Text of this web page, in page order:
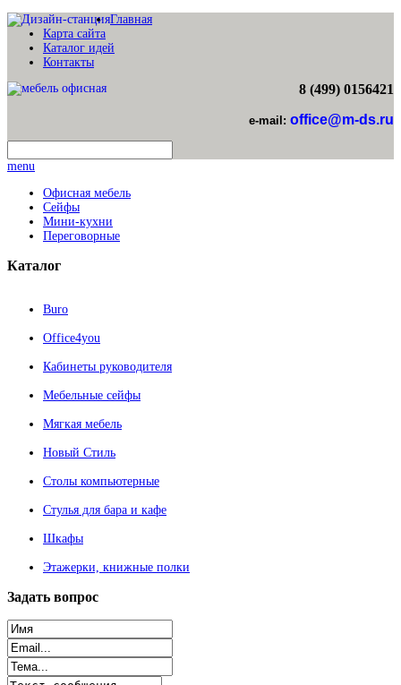
Главная
Карта сайта
Каталог идей
Контакты
8 (499) 0156421
e-mail: office@m-ds.ru
menu
Офисная мебель
Сейфы
Мини-кухни
Переговорные
Каталог
Buro
Office4you
Кабинеты руководителя
Мебельные сейфы
Мягкая мебель
Новый Стиль
Столы компьютерные
Стулья для бара и кафе
Шкафы
Этажерки, книжные полки
Задать вопрос